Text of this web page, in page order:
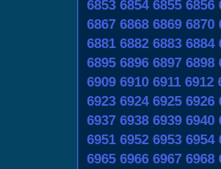
6853 6854 6855 6856
6867 6868 6869 6870
6881 6882 6883 6884
6895 6896 6897 6898
6909 6910 6911 6912
6923 6924 6925 6926
6937 6938 6939 6940
6951 6952 6953 6954
6965 6966 6967 6968